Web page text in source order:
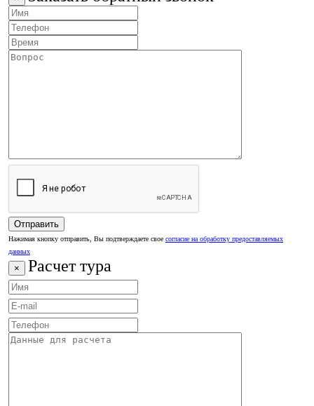
Нажимая кнопку отправить, Вы подтверждаете свое согласие на обработку предоставляемых
данных
× Расчет тура